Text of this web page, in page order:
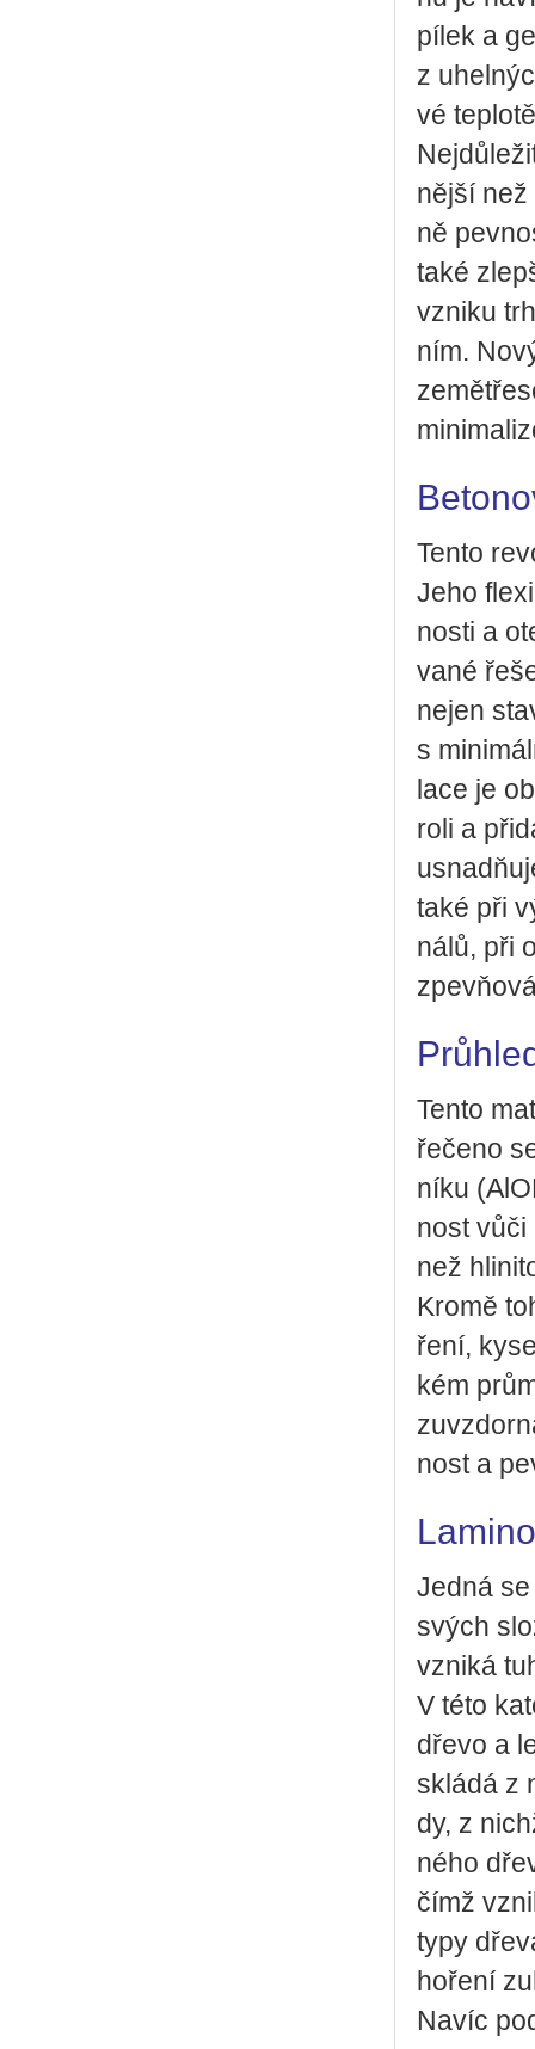
pí­lek a
z
vé
něj­ší
ně
také
vzni­ku
ním.
Tento
Jeho
nos­ti a
va­né
nejen
s
la­ce je
roli a
také při
ná­lů, při
Tento
ře­če­no
ní­ku
nost
než
Kromě
ře­ní,
kém
nost a
Jedná
svých
vzni­ká
V této
dřevo a
sklá­dá z
dy, z
né­ho
čímž
typy
ho­ře­ní
Navíc